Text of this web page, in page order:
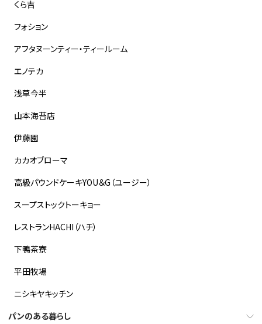
くら吉
フォション
アフタヌーンティー・ティールーム
エノテカ
浅草今半
山本海苔店
伊藤園
カカオブローマ
高級パウンドケーキYOU＆G（ユージー）
スープストックトーキョー
レストランHACHI（ハチ）
下鴨茶寮
平田牧場
ニシキヤキッチン
パンのある暮らし